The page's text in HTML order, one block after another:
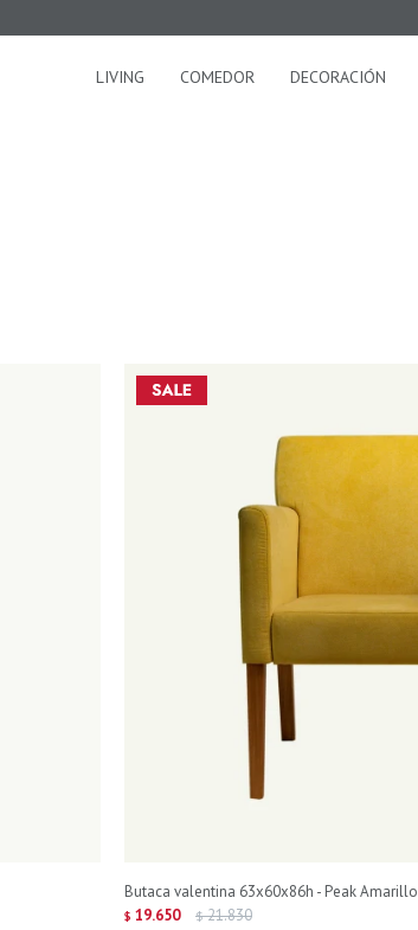
LIVING COMEDOR DECORACIÓN
Butaca valentina 63x60x86h - Peak Amarillo
$ 19.650 $ 21.830